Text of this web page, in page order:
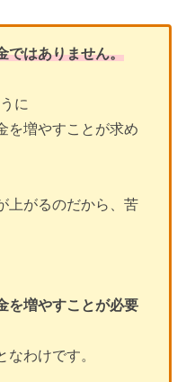
ではありません。
に
を増やすことが求め
上がるのだから、苦
を増やすことが必要
なわけです。